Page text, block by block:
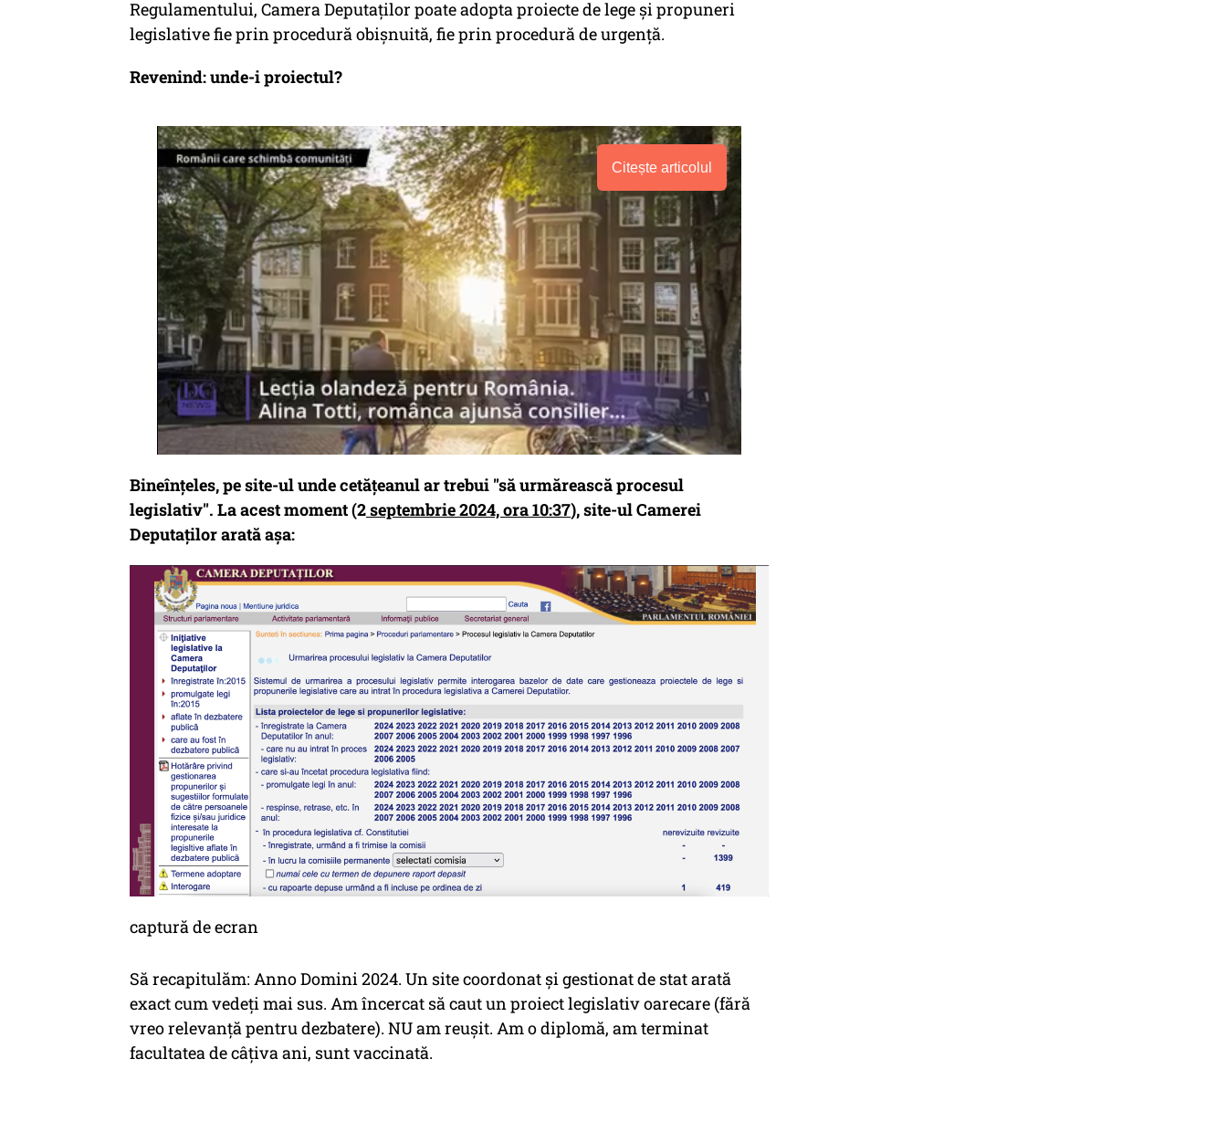
Regulamentului, Camera Deputaților poate adopta proiecte de lege și propuneri
legislative fie prin procedură obișnuită, fie prin procedură de urgență.
Revenind:unde-i proiectul?
Citește articolul
Bineînțeles, pe site-ul unde cetățeanul ar trebui "să urmărească procesul
legislativ". La acest moment (2septembrie 2024, ora 10:37), site-ul Camerei
Deputaților arată așa:
captură de ecran
Să recapitulăm: Anno Domini2024. Un site coordonat și gestionat de stat arată
exact cum vedeți mai sus. Am încercat să caut un proiect legislativ oarecare (fără
vreo relevanță pentru dezbatere). NU am reușit. Am o diplomă, am terminat
facultatea de câțiva ani, sunt vaccinată.